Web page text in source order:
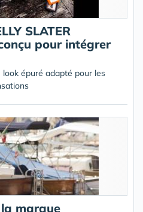
SLATER
pour intégrer
épuré adapté pour les
marque